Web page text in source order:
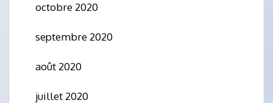
octobre 2020
septembre 2020
août 2020
juillet 2020